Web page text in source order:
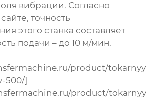
вибрации. Согласно
точность
этого станка составляет
подачи – до 10 м/мин.
product/
500/]
product/